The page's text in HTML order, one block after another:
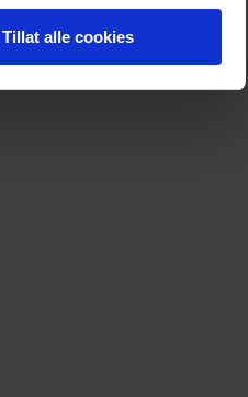
hvordan de skal brukes.
Tillat alle cookies